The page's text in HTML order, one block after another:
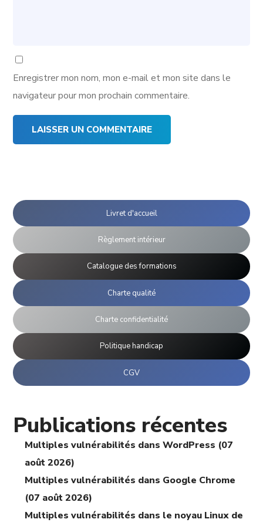
Enregistrer mon nom, mon e-mail et mon site dans le
navigateur pour mon prochain commentaire.
Livret d'accueil
Règlement intérieur
Catalogue des formations
Charte qualité
Charte confidentialité
Politique handicap
CGV
Publications récentes
Multiples vulnérabilités dans WordPress (07
août 2026)
Multiples vulnérabilités dans Google Chrome
(07 août 2026)
Multiples vulnérabilités dans le noyau Linux de